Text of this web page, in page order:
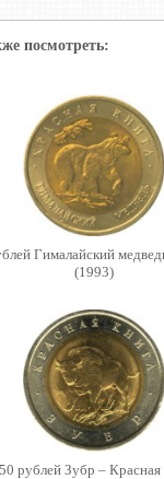
посмотреть:
Гималайский
(1993)
рублей Зубр – Красная